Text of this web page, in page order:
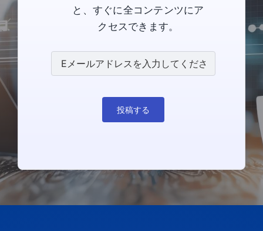
と、すぐに全コンテンツにア
クセスできます。
投稿する